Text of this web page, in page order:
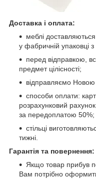
Доставка і оплата:
меблі
у фабричній упаковці з
перед відправкою,
предмет цілісності;
відправляємо
способи оплати:
розрахунковий
за передоплатою 50%;
стільці
тижні.
Гарантія та повернення:
Якщо товар прибув
Вам потрібно